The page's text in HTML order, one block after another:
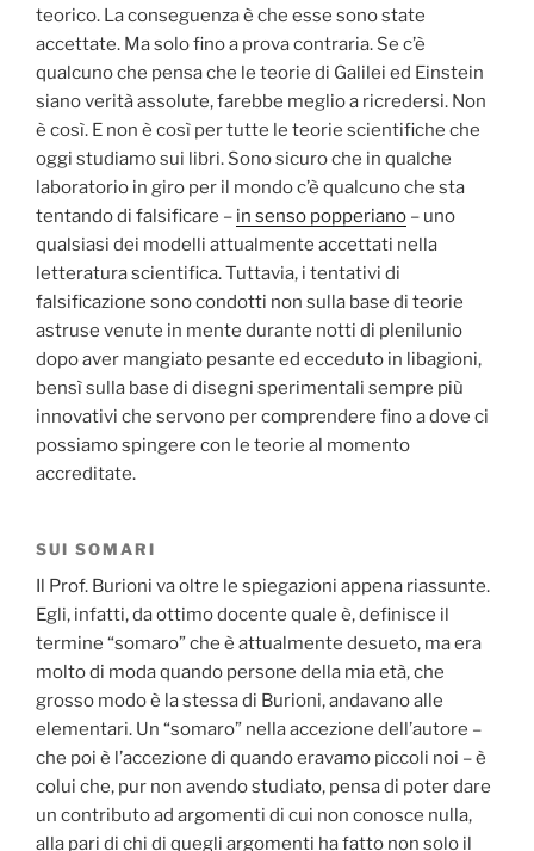
teorico. La conseguenza è che esse sono state
accettate. Ma solo fino a prova contraria. Se c’è
qualcuno che pensa che le teorie di Galilei ed Einstein
siano verità assolute, farebbe meglio a ricredersi. Non
è così. E non è così per tutte le teorie scientifiche che
oggi studiamo sui libri. Sono sicuro che in qualche
laboratorio in giro per il mondo c’è qualcuno che sta
tentando di falsificare – in senso popperiano – uno
qualsiasi dei modelli attualmente accettati nella
letteratura scientifica. Tuttavia, i tentativi di
falsificazione sono condotti non sulla base di teorie
astruse venute in mente durante notti di plenilunio
dopo aver mangiato pesante ed ecceduto in libagioni,
bensì sulla base di disegni sperimentali sempre più
innovativi che servono per comprendere fino a dove ci
possiamo spingere con le teorie al momento
accreditate.
SUI SOMARI
Il Prof. Burioni va oltre le spiegazioni appena riassunte.
Egli, infatti, da ottimo docente quale è, definisce il
termine “somaro” che è attualmente desueto, ma era
molto di moda quando persone della mia età, che
grosso modo è la stessa di Burioni, andavano alle
elementari. Un “somaro” nella accezione dell’autore –
che poi è l’accezione di quando eravamo piccoli noi – è
colui che, pur non avendo studiato, pensa di poter dare
un contributo ad argomenti di cui non conosce nulla,
alla pari di chi di quegli argomenti ha fatto non solo il